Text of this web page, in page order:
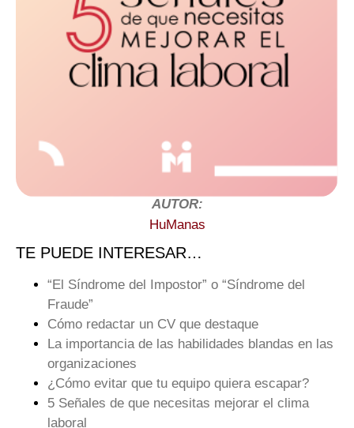
AUTOR:
HuManas
TE PUEDE INTERESAR…
“El Síndrome del Impostor” o “Síndrome del
Fraude”
Cómo redactar un CV que destaque
La importancia de las habilidades blandas en las
organizaciones
¿Cómo evitar que tu equipo quiera escapar?
5 Señales de que necesitas mejorar el clima
laboral